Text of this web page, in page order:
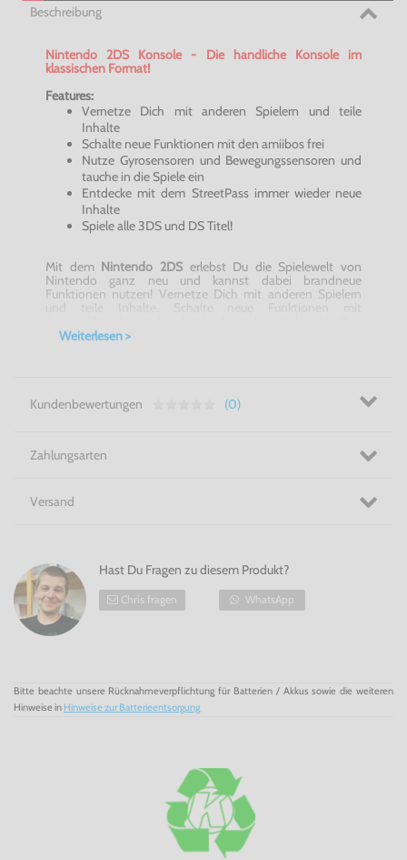
Beschreibung
Nintendo 2DS Konsole - Die handliche Konsole im
klassischen Format!
Features:
Vernetze Dich mit anderen Spielern und teile
Inhalte
Schalte neue Funktionen mit den amiibos frei
Nutze Gyrosensoren und Bewegungssensoren und
tauche in die Spiele ein
Entdecke mit dem StreetPass immer wieder neue
Inhalte
Spiele alle 3DS und DS Titel!
Mit dem Nintendo 2DS erlebst Du die Spielewelt von
Nintendo ganz neu und kannst dabei brandneue
Funktionen nutzen! Vernetze Dich mit anderen Spielern
Welt. Neben der bereits bekannten Touchscreen-
DeinNintendo 2DS
wird die Daten erkennen und
automatisch herunterladen. Auch auf Deine Lieblingsspiele
klassische Titel wieder mit dem 2DS zum Leben erweckt.
Weiterlesen >
Kundenbewertungen (0)
Zahlungsarten
Versand
Hast Du Fragen zu diesem Produkt?
Chris fragen WhatsApp
Bitte beachte unsere Rücknahmeverpflichtung für Batterien / Akkus sowie die weiteren
Hinweise in Hinweise zur Batterieentsorgung